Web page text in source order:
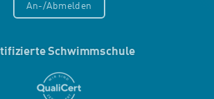
An-/Abmelden
Schwimmschule